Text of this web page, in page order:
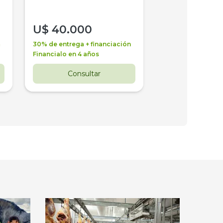
U$ 40.000
30% de entrega + financiación
Financialo en 4 años
Consultar